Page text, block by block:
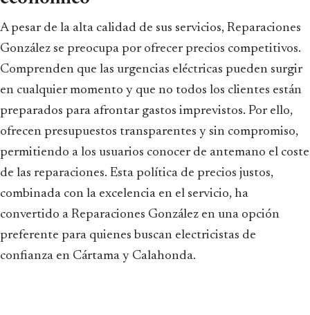
A pesar de la alta calidad de sus servicios, Reparaciones
González se preocupa por ofrecer precios competitivos.
Comprenden que las urgencias eléctricas pueden surgir
en cualquier momento y que no todos los clientes están
preparados para afrontar gastos imprevistos. Por ello,
ofrecen presupuestos transparentes y sin compromiso,
permitiendo a los usuarios conocer de antemano el coste
de las reparaciones. Esta política de precios justos,
combinada con la excelencia en el servicio, ha
convertido a Reparaciones González en una opción
preferente para quienes buscan electricistas de
confianza en Cártama y Calahonda.